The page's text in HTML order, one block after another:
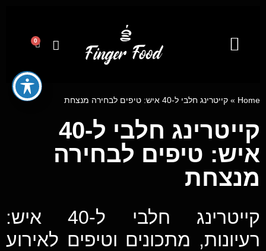
0
Home
» קייטרינג חלבי ל-40 איש: טיפים לבחירה מנצחת
קייטרינג חלבי ל-40
איש: טיפים לבחירה
מנצחת
קייטרינג חלבי ל-40 איש:
רעיונות, מתכונים וטיפים לאירוע